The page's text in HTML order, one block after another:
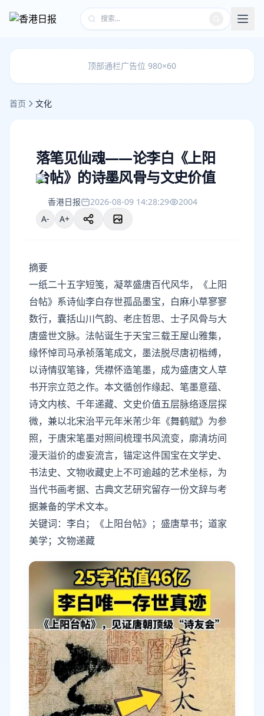
顶部通栏广告位 980×60
首页 文化
落笔见仙魂——论李白《上阳
台帖》的诗墨风骨与文史价值
香港日报 2026-08-09 14:28:29
2004
A-
A+
摘要
一纸二十五字短笺，凝萃盛唐百代风华，
《上阳
台帖》 系诗仙李白存世孤品墨宝，白麻小草寥寥
数行，囊括山川气韵、老庄哲思、士子风骨与大
唐盛世文脉。法帖诞生于天宝三载王屋山雅集，
缘怀悼司马承祯落笔成文，墨法脱尽唐初楷缚，
以诗情驭笔锋，凭襟怀造笔墨，成为盛唐文人草
书开宗立范之作。本文循创作缘起、笔墨意蕴、
诗文内核、千年递藏、文史价值五层脉络逐层探
微，兼以北宋治平元年米芾少年《舞鹤赋》为参
照，于唐宋笔墨对照间梳理书风流变，廓清坊间
漫天溢价的虚妄流言，锚定这件国宝在文学史、
书法史、文物收藏史上不可逾越的艺术坐标，为
当代书画考据、古典文艺研究留存一份文辞与考
据兼备的学术文本。
关键词：李白；《上阳台帖》；盛唐草书；道家
美学；文物递藏